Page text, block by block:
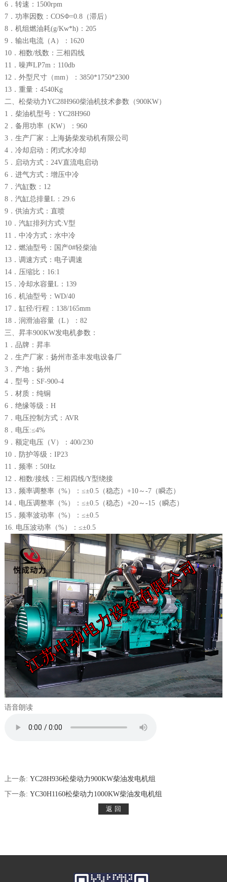
6．转速：1500rpm
7．功率因数：COSΦ=0.8（滞后）
8．机组燃油耗(g/Kw*h)：205
9．输出电流（A）：1620
10．相数/线数：三相四线
11．噪声LP7m：110db
12．外型尺寸（mm）：3850*1750*2300
13．重量：4540Kg
二、松柴动力YC28H960柴油机技术参数（900KW）
1．柴油机型号：YC28H960
2．备用功率（KW）：960
3．生产厂家：上海扬柴发动机有限公司
4．冷却启动：闭式水冷却
5．启动方式：24V直流电启动
6．进气方式：增压中冷
7．汽缸数：12
8．汽缸总排量L：29.6
9．供油方式：直喷
10．汽缸排列方式:V型
11．中冷方式：水中冷
12．燃油型号：国产0#轻柴油
13．调速方式：电子调速
14．压缩比：16:1
15．冷却水容量L：139
16．机油型号：WD/40
17．缸径/行程：138/165mm
18．润滑油容量（L）：82
三、昇丰900KW发电机参数：
1．品牌：昇丰
2．生产厂家：扬州市圣丰发电设备厂
3．产地：扬州
4．型号：SF-900-4
5．材质：纯铜
6．绝缘等级：H
7．电压控制方式：AVR
8．电压:≤4%
9．额定电压（V）：400/230
10．防护等级：IP23
11．频率：50Hz
12．相数/接线：三相四线/Y型绕接
13．频率调整率（%）：≤±0.5（稳态）+10～-7（瞬态）
14．电压调整率（%）：≤±0.5（稳态）+20～-15（瞬态）
15．频率波动率（%）：≤±0.5
16. 电压波动率（%）：≤±0.5
语音朗读
上一条: YC28H936松柴动力900KW柴油发电机组
下一条: YC30H1160松柴动力1000KW柴油发电机组